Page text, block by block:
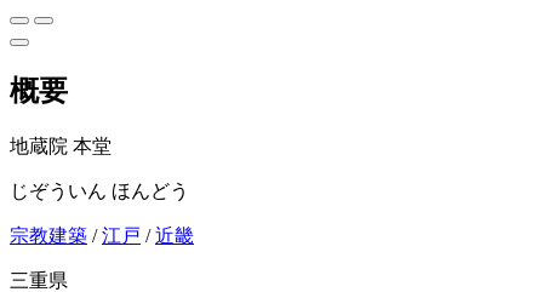
概要
地蔵院 本堂
じぞういん ほんどう
宗教建築 /江戸 /近畿
三重県